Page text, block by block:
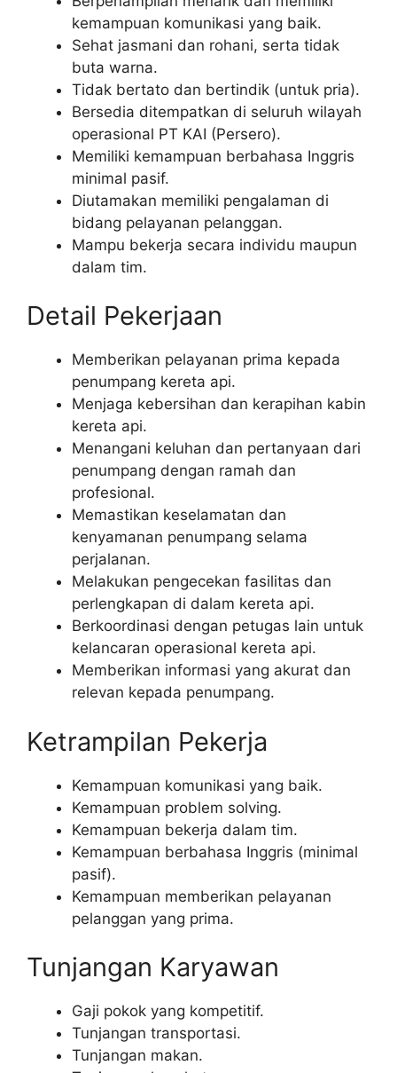
kemampuan komunikasi yang baik.
Sehat jasmani dan rohani, serta tidak
buta warna.
Tidak bertato dan bertindik (untuk pria).
Bersedia ditempatkan di seluruh wilayah
operasional PT KAI (Persero).
Memiliki kemampuan berbahasa Inggris
minimal pasif.
Diutamakan memiliki pengalaman di
bidang pelayanan pelanggan.
Mampu bekerja secara individu maupun
dalam tim.
Detail Pekerjaan
Memberikan pelayanan prima kepada
penumpang kereta api.
Menjaga kebersihan dan kerapihan kabin
kereta api.
Menangani keluhan dan pertanyaan dari
penumpang dengan ramah dan
profesional.
Memastikan keselamatan dan
kenyamanan penumpang selama
perjalanan.
Melakukan pengecekan fasilitas dan
perlengkapan di dalam kereta api.
Berkoordinasi dengan petugas lain untuk
kelancaran operasional kereta api.
Memberikan informasi yang akurat dan
relevan kepada penumpang.
Ketrampilan Pekerja
Kemampuan komunikasi yang baik.
Kemampuan problem solving.
Kemampuan bekerja dalam tim.
Kemampuan berbahasa Inggris (minimal
pasif).
Kemampuan memberikan pelayanan
pelanggan yang prima.
Tunjangan Karyawan
Gaji pokok yang kompetitif.
Tunjangan transportasi.
Tunjangan makan.